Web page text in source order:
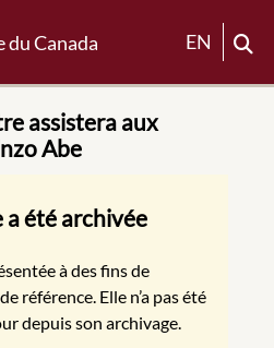
Canada EN
assistera aux
Abe
a été archivée
à des fins de
référence. Elle n’a pas été
depuis son archivage.